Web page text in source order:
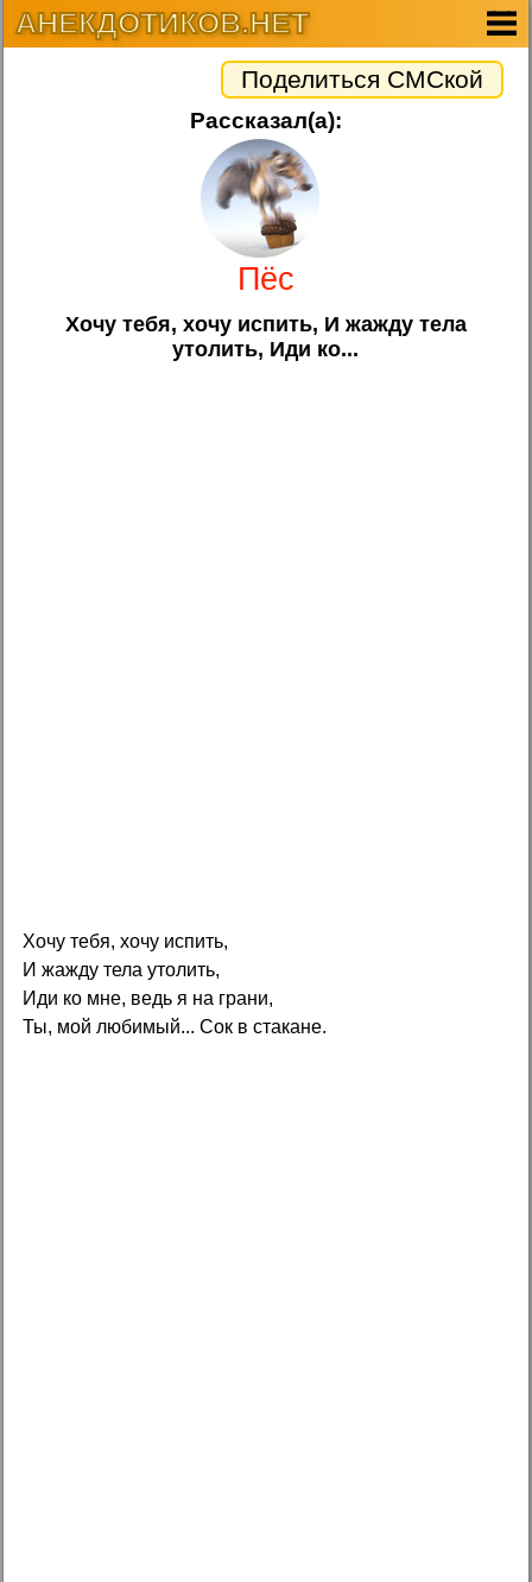
АНЕКДОТИКОВ.НЕТ
Поделиться СМСкой
Рассказал(а):
Пёс
Хочу тебя, хочу испить, И жажду тела
утолить, Иди ко...
Хочу тебя, хочу испить,
И жажду тела утолить,
Иди ко мне, ведь я на грани,
Ты, мой любимый... Сок в стакане.